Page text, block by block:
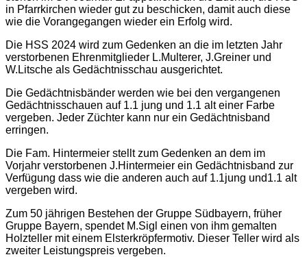
in Pfarrkirchen wieder gut zu beschicken, damit auch diese
wie die Vorangegangen wieder ein Erfolg wird.
Die HSS 2024 wird zum Gedenken an die im letzten Jahr
verstorbenen Ehrenmitglieder L.Multerer, J.Greiner und
W.Litsche als Gedächtnisschau ausgerichtet.
Die Gedächtnisbänder werden wie bei den vergangenen
Gedächtnisschauen auf 1.1 jung und 1.1 alt einer Farbe
vergeben. Jeder Züchter kann nur ein Gedächtnisband
erringen.
Die Fam. Hintermeier stellt zum Gedenken an dem im
Vorjahr verstorbenen J.Hintermeier ein Gedächtnisband zur
Verfügung dass wie die anderen auch auf 1.1jung und1.1 alt
vergeben wird.
Zum 50 jährigen Bestehen der Gruppe Südbayern, früher
Gruppe Bayern, spendet M.Sigl einen von ihm gemalten
Holzteller mit einem Elsterkröpfermotiv. Dieser Teller wird als
zweiter Leistungspreis vergeben.